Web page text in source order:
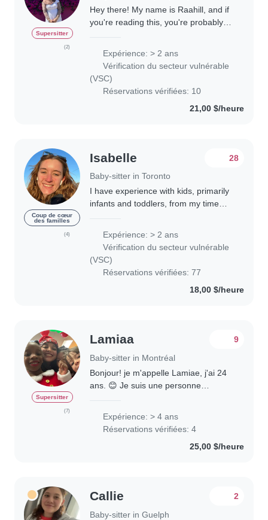
Supersitter
(2)
Hey there! My name is Raahill, and if
you're reading this, you're probably
other great babysitters? I've..
Expérience: > 2 ans
Vérification du secteur vulnérable
(VSC)
Réservations vérifiées: 10
21,00 $/heure
Coup de cœur
des familles
(4)
Isabelle
Baby-sitter in Toronto
28
I have experience with kids, primarily
infants and toddlers, from my time
taught swimming lessons to kids
Expérience: > 2 ans
Vérification du secteur vulnérable
(VSC)
Réservations vérifiées: 77
18,00 $/heure
Supersitter
(7)
Lamiaa
Baby-sitter in Montréal
9
Bonjour! je m'appelle Lamiae, j'ai 24
ans. 😊 Je suis une personne
de 4 ans d'expérience avec des
Expérience: > 4 ans
Réservations vérifiées: 4
25,00 $/heure
Callie
Baby-sitter in Guelph
2